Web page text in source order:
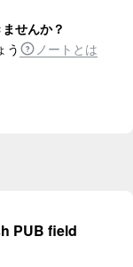
せんか？
う
ノートとは
PUB field